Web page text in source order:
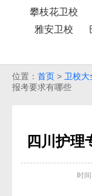
攀枝花卫校
雅安卫校
位置： 首页 > 卫校大
报考要求有哪些
四川护理
时